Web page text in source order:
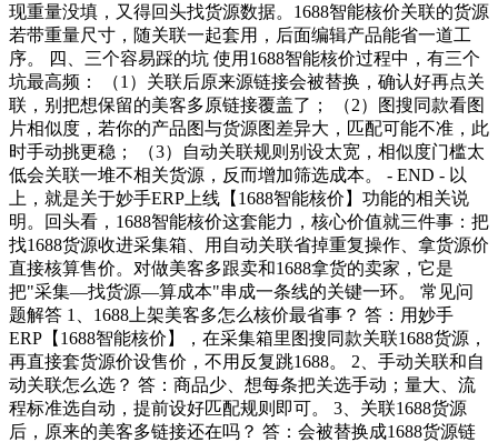
现重量没填，又得回头找货源数据。1688智能核价关联的货源
若带重量尺寸，随关联一起套用，后面编辑产品能省一道工
序。 四、三个容易踩的坑 使用1688智能核价过程中，有三个
坑最高频： （1）关联后原来源链接会被替换，确认好再点关
联，别把想保留的美客多原链接覆盖了； （2）图搜同款看图
片相似度，若你的产品图与货源图差异大，匹配可能不准，此
时手动挑更稳； （3）自动关联规则别设太宽，相似度门槛太
低会关联一堆不相关货源，反而增加筛选成本。 - END - 以
上，就是关于妙手ERP上线【1688智能核价】功能的相关说
明。回头看，1688智能核价这套能力，核心价值就三件事：把
找1688货源收进采集箱、用自动关联省掉重复操作、拿货源价
直接核算售价。对做美客多跟卖和1688拿货的卖家，它是
把"采集—找货源—算成本"串成一条线的关键一环。 常见问
题解答 1、1688上架美客多怎么核价最省事？ 答：用妙手
ERP【1688智能核价】，在采集箱里图搜同款关联1688货源，
再直接套货源价设售价，不用反复跳1688。 2、手动关联和自
动关联怎么选？ 答：商品少、想每条把关选手动；量大、流
程标准选自动，提前设好匹配规则即可。 3、关联1688货源
后，原来的美客多链接还在吗？ 答：会被替换成1688货源链